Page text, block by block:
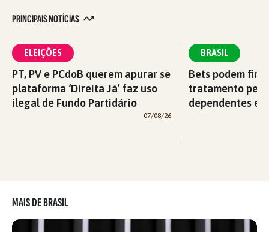
PRINCIPAIS NOTÍCIAS
ELEIÇÕES
PT, PV e PCdoB querem apurar se
plataforma ‘Direita Já’ faz uso
ilegal de Fundo Partidário
07/08/26
BRASIL
Bets podem
tratamento pelo
dependentes
MAIS DE BRASIL